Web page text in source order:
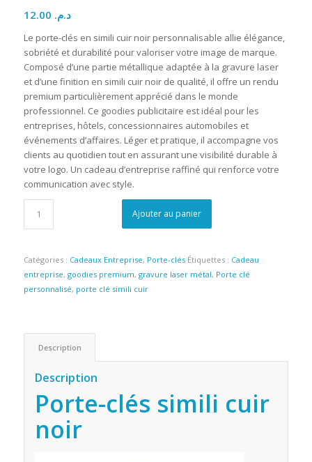
د.م.
Le porte-clés en simili cuir noir personnalisable allie élégance,
sobriété et durabilité pour valoriser votre image de marque.
Composé d’une partie métallique adaptée à la gravure laser
et d’une finition en simili cuir noir de qualité, il offre un rendu
premium particulièrement apprécié dans le monde
professionnel. Ce goodies publicitaire est idéal pour les
entreprises, hôtels, concessionnaires automobiles et
événements d’affaires. Léger et pratique, il accompagne vos
clients au quotidien tout en assurant une visibilité durable à
votre logo. Un cadeau d’entreprise raffiné qui renforce votre
communication avec style.
Ajouter au panier
Catégories : Cadeaux Entreprise, Porte-clés Étiquettes : Cadeau
entreprise, goodies premium, gravure laser métal, Porte clé
personnalisé, porte clé simili cuir
Description
Description
Porte-clés simili cuir
noir